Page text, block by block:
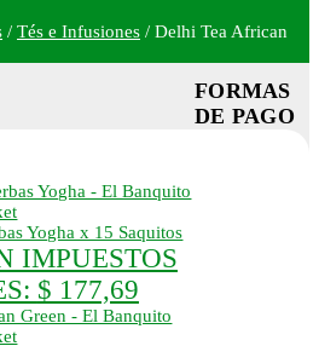
/ Tés e Infusiones / Delhi Tea African
Yogha x 15 Saquitos
IMPUESTOS
$ 177,69
FORMAS
DE PAGO